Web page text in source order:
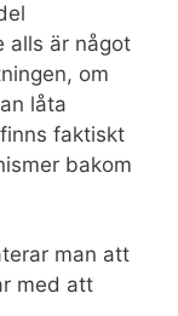
alls är något
om
låta
faktiskt
bakom
man att
med att